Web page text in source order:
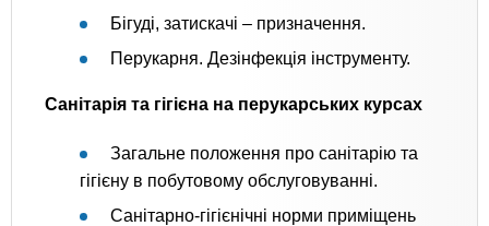
Бігуді, затискачі – призначення.
Перукарня. Дезінфекція інструменту.
Санітарія та гігієна на перукарських курсах
Загальне положення про санітарію та
гігієну в побутовому обслуговуванні.
Санітарно-гігієнічні норми приміщень